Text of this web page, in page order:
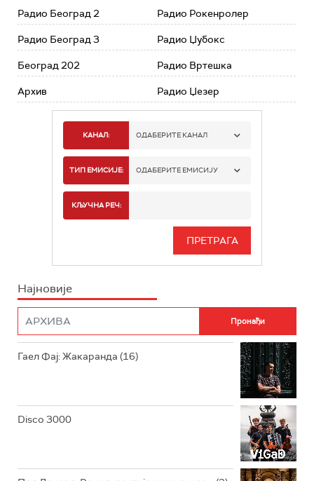
Радио Београд 2
Радио Београд 3
Београд 202
Архив
Радио Рокенролер
Радио Џубокс
Радио Вртешка
Радио Џезер
КАНАЛ: ОДАБЕРИТЕ КАНАЛ
РАДИО БЕОГРАД 1
РАДИО БЕОГРАД 3
РАДИО РОКЕНРОЛЕР
ТИП ЕМИСИЈЕ: ОДАБЕРИТЕ ЕМИСИЈУ
ИНФО
КЉУЧНА РЕЧ:
Најновије
Гаел Фај: Жакаранда (16)
Disco 3000